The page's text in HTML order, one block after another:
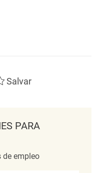
Salvar
PARA
de empleo